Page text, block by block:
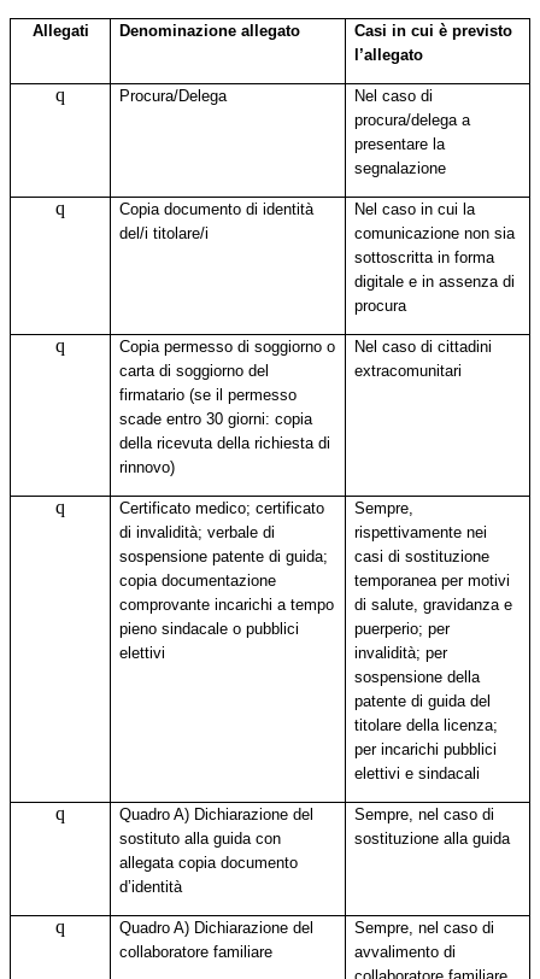
Allegati Denominazione allegato
Casi in cui è previsto
l’allegato
q Procura/Delega
Nel caso di
procura/delega a
presentare la
segnalazione
q
Copia documento di identità
del/i titolare/i
Nel caso in cui la
comunicazione non sia
sottoscritta in forma
digitale e in assenza di
procura
q
Copia permesso di soggiorno o
carta di soggiorno del
firmatario (se il permesso
scade entro 30 giorni: copia
della ricevuta della richiesta di
rinnovo)
Nel caso di cittadini
extracomunitari
q Certificato medico; certificato
di invalidità; verbale di
sospensione patente di guida;
copia documentazione
comprovante incarichi a tempo
pieno sindacale o pubblici
elettivi
Sempre,
rispettivamente nei
casi di sostituzione
temporanea per motivi
di salute, gravidanza e
puerperio; per
invalidità; per
sospensione della
patente di guida del
titolare della licenza;
per incarichi pubblici
elettivi e sindacali
q
Quadro A) Dichiarazione del
sostituto alla guida con
allegata copia documento
d’identità
Sempre, nel caso di
sostituzione alla guida
q
Quadro A) Dichiarazione del
collaboratore familiare
Sempre, nel caso di
avvalimento di